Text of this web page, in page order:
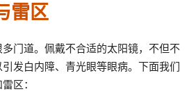
雷区
门道。佩戴不合适的太阳镜，不但不
发白内障、青光眼等眼病。下面我们
区：